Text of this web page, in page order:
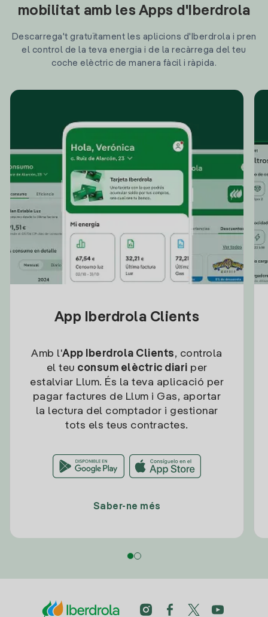
mobilitat amb les Apps d'Iberdrola
Descarrega't gratuïtament les aplicions d'Iberdrola i pren
el control de la teva energia i de la recàrrega del teu
coche elèctric de manera fàcil i ràpida.
App Iberdrola Clients
Amb l'App Iberdrola Clients, controla
el teu consum elèctric diari per
estalviar Llum. És la teva aplicació per
pagar factures de Llum i Gas, aportar
la lectura del comptador i gestionar
tots els teus contractes.
Saber-ne més